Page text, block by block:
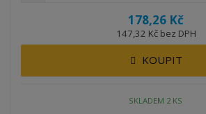
178,26 Kč
147,32 Kč bez DPH
KOUPIT
SKLADEM 2 KS